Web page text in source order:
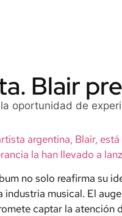
Blair
oportunidad de
argentina, Blair,
la han llevado a
no solo reafirma su
industria musical. El
captar la atención